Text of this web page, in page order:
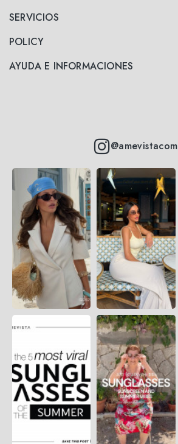
SERVICIOS
POLICY
AYUDA E INFORMACIONES
@amevistacom